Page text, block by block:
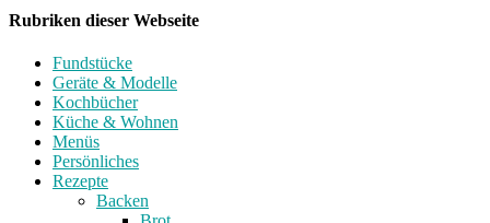
Rubriken dieser Webseite
Fundstücke
Geräte & Modelle
Kochbücher
Küche & Wohnen
Menüs
Persönliches
Rezepte
Backen